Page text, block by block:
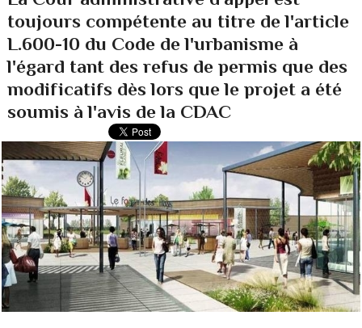
toujours compétente au titre de l'article
L.600-10 du Code de l'urbanisme à
l'égard tant des refus de permis que des
modificatifs dès lors que le projet a été
soumis à l'avis de la CDAC